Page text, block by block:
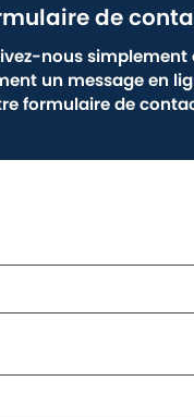
de
nous simplement
un message en
formulaire de